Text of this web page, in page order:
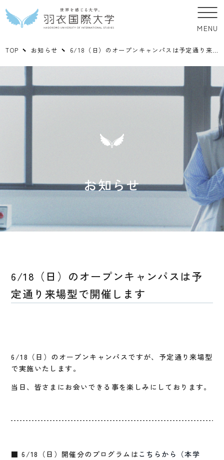
MENU
TOP お知らせ 6/18（日）のオープンキャンパスは予定通り来場型で開催します
お知らせ
6/18（日）のオープンキャンパスは予
定通り来場型で開催します
6/18（日）のオープンキャンパスですが、予定通り来場型
で実施いたします。
当日、皆さまにお会いできる事を楽しみにしております。
■ 6/18（日）開催分のプログラムは こちらから（本学